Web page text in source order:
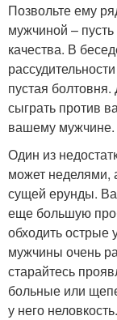
Позвольте ему
мужчиной –
качества. В
пустая
сыграть против
вашему мужчине.
Один из
может неделями,
сущей ерунды.
еще большую
обходить острые
мужчины очень
старайтесь
больные или
у него неловкость.